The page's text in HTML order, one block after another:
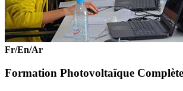
Fr/En/Ar
Formation Photovoltaïque Complète